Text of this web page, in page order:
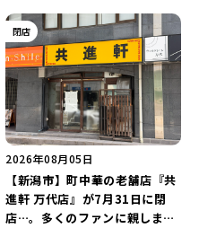
グを万代で相談しよう♪
閉店
2026年08月05日
【新潟市】町中華の老舗店『共
進軒 万代店』が7月31日に閉
店…。多くのファンに親しまれ